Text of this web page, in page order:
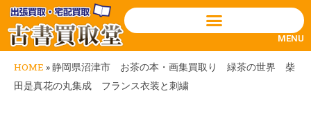
MENU
HOME »静岡県沼津市 お茶の本・画集買取り 緑茶の世界 柴
田是真花の丸集成 フランス衣装と刺繍